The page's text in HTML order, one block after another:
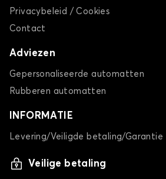
Privacybeleid / Cookies
Contact
Adviezen
Gepersonaliseerde automatten
Rubberen automatten
INFORMATIE
Levering/Veiligde betaling/Garantie
Veilige betaling